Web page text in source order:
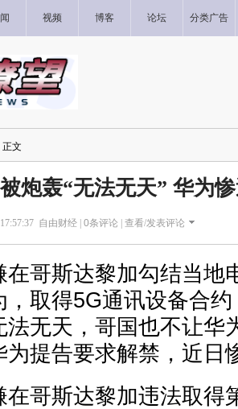
视频 博客 论坛 分类广告
正文
被炮轰“无法无天” 华为
自由财经 | 0条评论 | 查看/发表评论
在哥斯达黎加勾结当地
，取得5G通讯设备合
法无天，哥国也不让华
为提告要求解禁，近日
在哥斯达黎加违法取得